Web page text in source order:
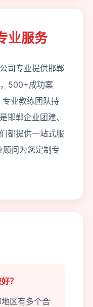
业服务
司专业提供邯郸
500+成功案
业教练团队持
邯郸企业团建、
都提供一站式服
问为您定制专
？
区有多个合